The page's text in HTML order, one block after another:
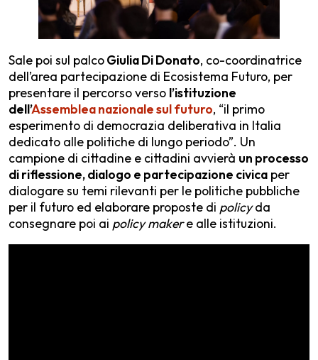
Sale poi sul palcoGiulia Di Donato, co-coordinatrice
dell’area partecipazione di Ecosistema Futuro, per
presentare il percorso verso l’istituzione
dell’Assemblea nazionale sul futuro, “il primo
esperimento di democrazia deliberativa in Italia
dedicato alle politiche di lungo periodo”. Un
campione di cittadine e cittadini avvierà un processo
di riflessione, dialogo e partecipazione civica per
dialogare su temi rilevanti per le politiche pubbliche
per il futuro ed elaborare proposte di policyda
consegnare poi ai policy makere alle istituzioni.